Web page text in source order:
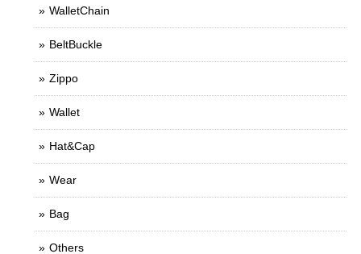
WalletChain
BeltBuckle
Zippo
Wallet
Hat&Cap
Wear
Bag
Others